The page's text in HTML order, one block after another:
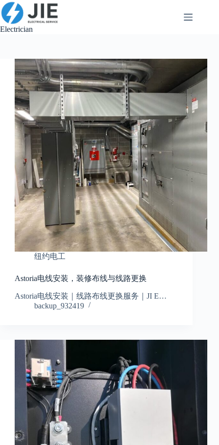
跳
至
内
Electrician
纽约电工
Astoria电线安装，装修布线与线路更换
Astoria电线安装｜线路布线更换服务｜JI E…
backup_932419